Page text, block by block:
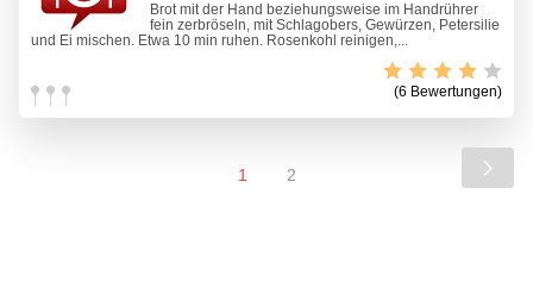
Brot mit der Hand beziehungsweise im Handrührer
fein zerbröseln, mit Schlagobers, Gewürzen, Petersilie
und Ei mischen. Etwa 10 min ruhen. Rosenkohl reinigen,...
(6 Bewertungen)
1 2